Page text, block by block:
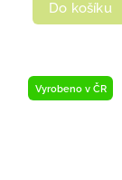
Do košíku
Vyrobeno v ČR